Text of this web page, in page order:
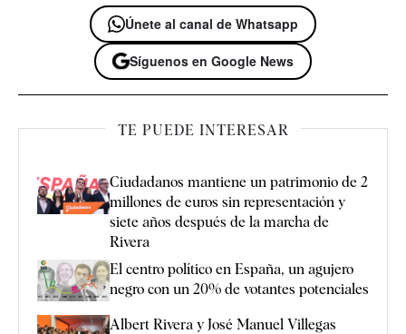
Únete al canal de Whatsapp
Síguenos en Google News
TE PUEDE INTERESAR
Ciudadanos mantiene un patrimonio de 2
millones de euros sin representación y
siete años después de la marcha de
Rivera
El centro político en España, un agujero
negro con un 20% de votantes potenciales
Albert Rivera y José Manuel Villegas